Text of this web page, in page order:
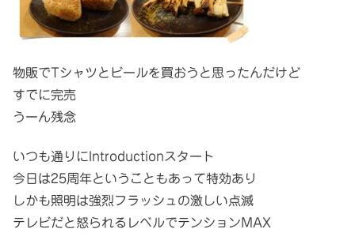
物販でTシャツとビールを買おうと思ったんだけど
すでに完売
うーん残念
いつも通りにIntroductionスタート
今日は25周年ということもあって特効あり
しかも照明は強烈フラッシュの激しい点滅
テレビだと怒られるレベルでテンションMAX